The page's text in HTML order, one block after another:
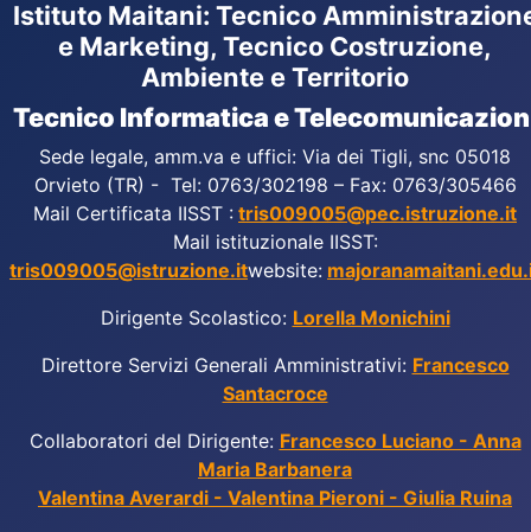
Istituto Maitani: Tecnico
e Marketing, Tecnico Costruzione,
Ambiente e Territorio
Tecnico Informatica e
Sede legale, amm.va e uffici: Via dei Tigli, snc 05018
Orvieto (TR) - Tel: 0763/302198 – Fax: 0763/305466
Mail Certificata IISST : tris009005@pec.istruzione.it
Mail istituzionale IISST:
tris009005@istruzione.itwebsite:
Dirigente Scolastico: Lorella Monichini
Direttore Servizi Generali Amministrativi: Francesco
Santacroce
Collaboratori del Dirigente: Francesco Luciano - Anna
Maria Barbanera
Valentina Averardi - Valentina Pieroni - Giulia Ruina